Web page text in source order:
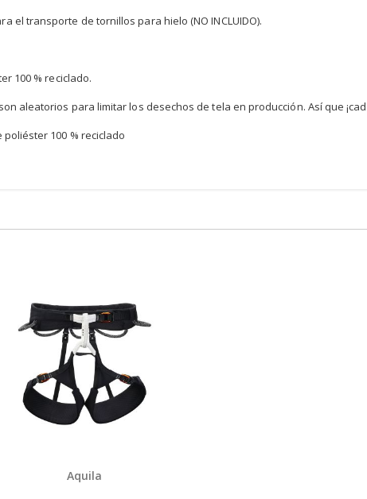
el transporte de tornillos para hielo (NO INCLUIDO).
100 % reciclado.
aleatorios para limitar los desechos de tela en producción. Así que
100 % reciclado
Aquila